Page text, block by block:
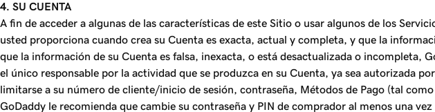
4. SU CUENTA
A fin de acceder a algunas de las características de este Sitio o usar algunos de los
usted proporciona cuando crea su Cuenta es exacta, actual y completa, y que la
que la información de su Cuenta es falsa, inexacta, o está desactualizada o incompleta,
el único responsable por la actividad que se produzca en su Cuenta, ya sea autorizada
limitarse a su número de cliente/inicio de sesión, contraseña, Métodos de Pago (tal
GoDaddy le recomienda que cambie su contraseña y PIN de comprador al menos una